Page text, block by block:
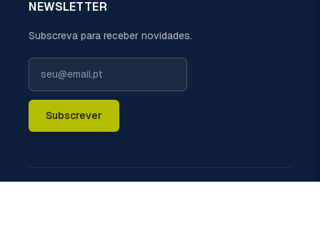
NEWSLETTER
Subscreva para receber novidades.
Subscrever